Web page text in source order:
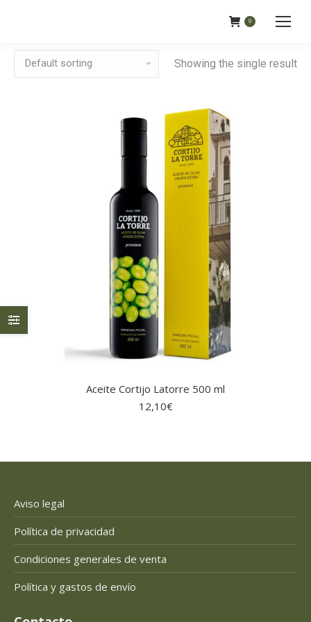
0
Showing the single result
Aceite Cortijo Latorre 500 ml
12,10€
Aviso legal
Política de privacidad
Condiciones generales de venta
Política y gastos de envío